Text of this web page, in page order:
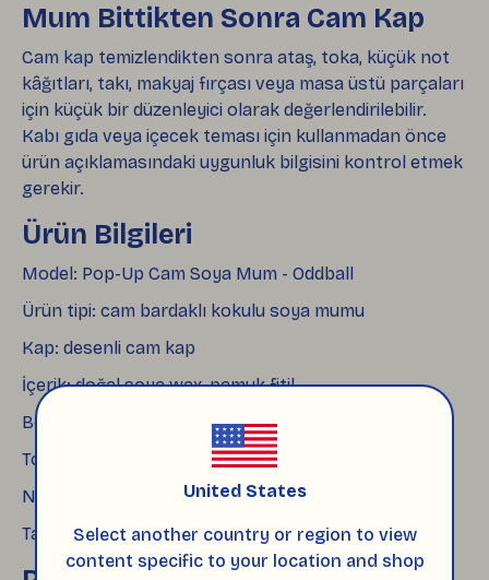
United States
Select another country or region to view
content specific to your location and shop
Mum Bittikten Sonra Cam Kap
Cam kap temizlendikten sonra ataş, toka, küçük not
kâğıtları, takı, makyaj fırçası veya masa üstü parçaları
için küçük bir düzenleyici olarak değerlendirilebilir.
Kabı gıda veya içecek teması için kullanmadan önce
ürün açıklamasındaki uygunluk bilgisini kontrol etmek
gerekir.
Ürün Bilgileri
Model: Pop-Up Cam Soya Mum - Oddball
Ürün tipi: cam bardaklı kokulu soya mumu
Kap: desenli cam kap
İçerik: doğal soya wax, pamuk fitil
Boyut: 8.5 × 8.5 cm
Toplam ağırlık: yaklaşık 480 g
Net mum ağırlığı: yaklaşık 300 g
Tahmini yanma süresi: 35–40 saat